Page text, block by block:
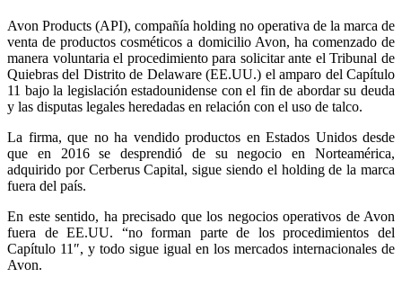
Avon Products (API), compañía holding no operativa de la marca de
venta de productos cosméticos a domicilio Avon, ha comenzado de
manera voluntaria el procedimiento para solicitar ante el Tribunal de
Quiebras del Distrito de Delaware (EE.UU.) el amparo del Capítulo
11 bajo la legislación estadounidense con el fin de abordar su deuda
y las disputas legales heredadas en relación con el uso de talco.
La firma, que no ha vendido productos en Estados Unidos desde
que en 2016 se desprendió de su negocio en Norteamérica,
adquirido por Cerberus Capital, sigue siendo el holding de la marca
fuera del país.
En este sentido, ha precisado que los negocios operativos de Avon
fuera de EE.UU. “no forman parte de los procedimientos del
Capítulo 11″, y todo sigue igual en los mercados internacionales de
Avon.